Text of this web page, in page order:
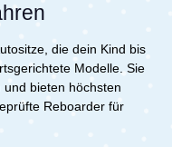
die dein Kind bis
Modelle. Sie
bieten höchsten
Reboarder für